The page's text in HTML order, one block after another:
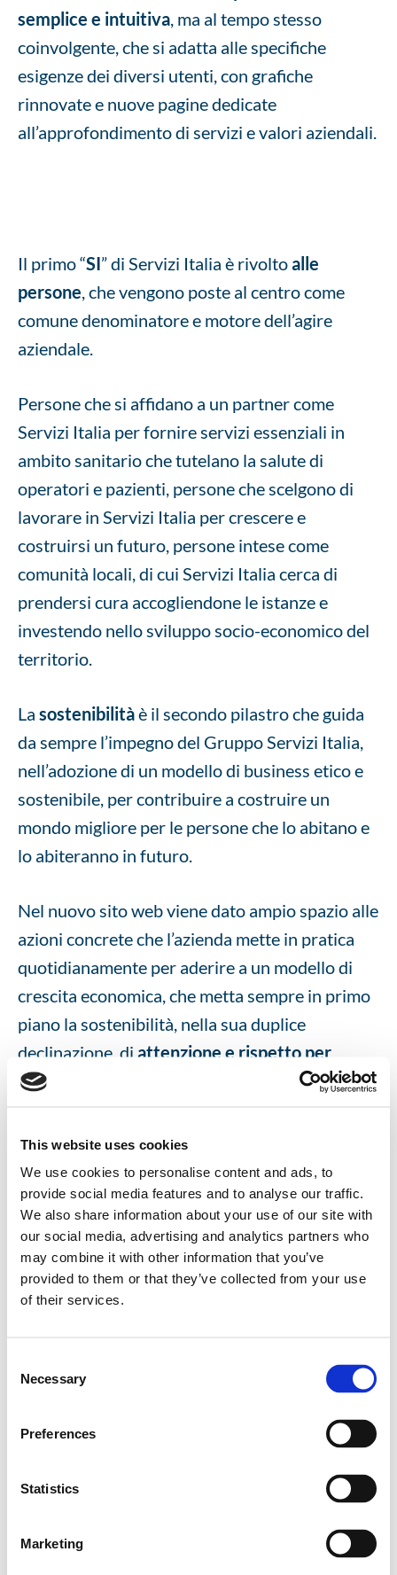
This website uses cookies
We use cookies to personalise content and ads, to
provide social media features and to analyse our traffic.
We also share information about your use of our site with
our social media, advertising and analytics partners who
may combine it with other information that you’ve
provided to them or that they’ve collected from your use
of their services.
Selection
Necessary
Preferences
Statistics
Marketing
semplice e intuitiva, ma al tempo stesso
coinvolgente, che si adatta alle specifiche
esigenze dei diversi utenti, con grafiche
rinnovate e nuove pagine dedicate
all’approfondimento di servizi e valori aziendali.
Il primo “SI” di Servizi Italia è rivoltoalle
persone, che vengono poste al centro come
comune denominatore e motore dell’agire
aziendale.
Persone che si affidano a un partner come
Servizi Italia per fornire servizi essenziali in
ambito sanitario che tutelano la salute di
operatori e pazienti, persone che scelgono di
lavorare in Servizi Italia per crescere e
costruirsi un futuro, persone intese come
comunità locali, di cui Servizi Italia cerca di
prendersi cura accogliendone le istanze e
investendo nello sviluppo socio-economico del
territorio.
La sostenibilitàè il secondo pilastro che guida
da sempre l’impegno del Gruppo Servizi Italia,
nell’adozione di un modello di business etico e
sostenibile, per contribuire a costruire un
mondo migliore per le persone che lo abitano e
lo abiteranno in futuro.
Nel nuovo sito web viene dato ampio spazio alle
azioni concrete che l’azienda mette in pratica
quotidianamente per aderire a un modello di
crescita economica, che metta sempre in primo
piano la sostenibilità, nella sua duplice
declinazione, di attenzione e rispetto per
l’ambiente e per le persone
, portando avanti
diritti umani.
Infine, il terzo “SI” è per l’ innovazione , vista non
soltanto come l’adozione di nuove tecnologie
sempre più performanti, ma soprattutto come
la proposta di nuove soluzioni, nuovi modelli di
sanità in cui la tecnologia venga posta prima di
Un’ulteriore novità derivante dal rebranding è
dedicato agli investitori
, che trovano ora uno